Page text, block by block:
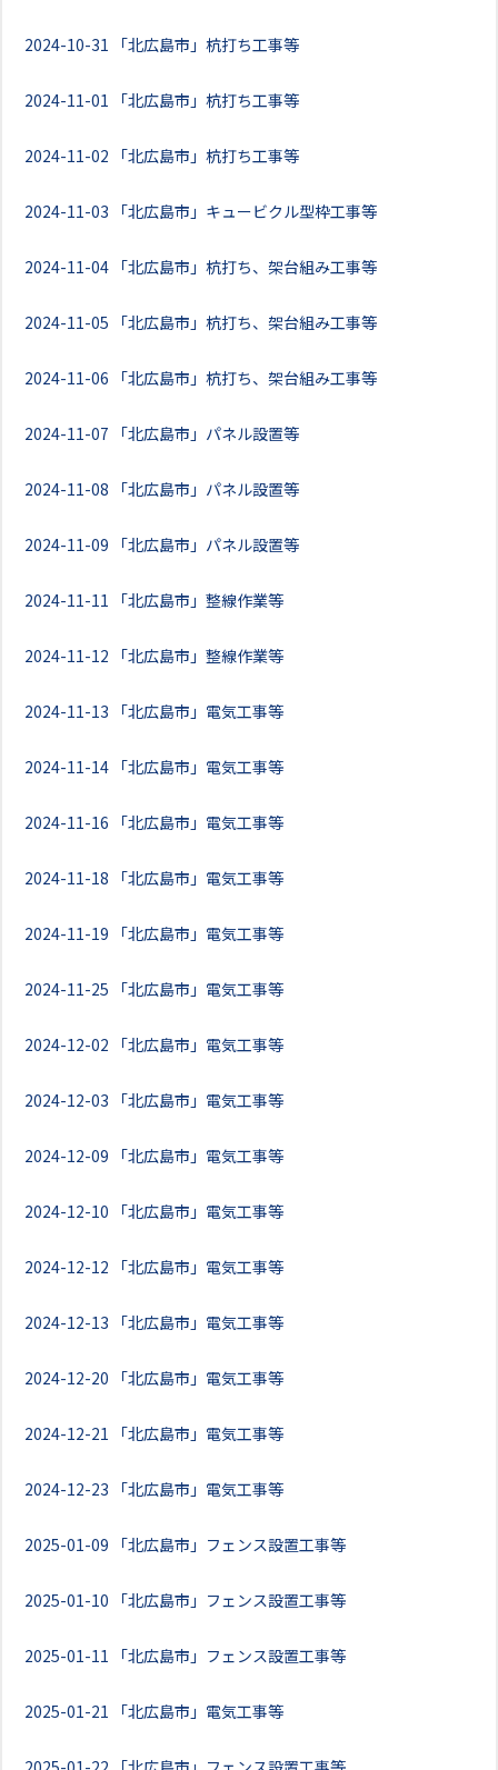
2024-10-31 「北広島市」杭打ち工事等
2024-11-01 「北広島市」杭打ち工事等
2024-11-02 「北広島市」杭打ち工事等
2024-11-03 「北広島市」キュービクル型枠工事等
2024-11-04 「北広島市」杭打ち、架台組み工事等
2024-11-05 「北広島市」杭打ち、架台組み工事等
2024-11-06 「北広島市」杭打ち、架台組み工事等
2024-11-07 「北広島市」パネル設置等
2024-11-08 「北広島市」パネル設置等
2024-11-09 「北広島市」パネル設置等
2024-11-11 「北広島市」整線作業等
2024-11-12 「北広島市」整線作業等
2024-11-13 「北広島市」電気工事等
2024-11-14 「北広島市」電気工事等
2024-11-16 「北広島市」電気工事等
2024-11-18 「北広島市」電気工事等
2024-11-19 「北広島市」電気工事等
2024-11-25 「北広島市」電気工事等
2024-12-02 「北広島市」電気工事等
2024-12-03 「北広島市」電気工事等
2024-12-09 「北広島市」電気工事等
2024-12-10 「北広島市」電気工事等
2024-12-12 「北広島市」電気工事等
2024-12-13 「北広島市」電気工事等
2024-12-20 「北広島市」電気工事等
2024-12-21 「北広島市」電気工事等
2024-12-23 「北広島市」電気工事等
2025-01-09 「北広島市」フェンス設置工事等
2025-01-10 「北広島市」フェンス設置工事等
2025-01-11 「北広島市」フェンス設置工事等
2025-01-21 「北広島市」電気工事等